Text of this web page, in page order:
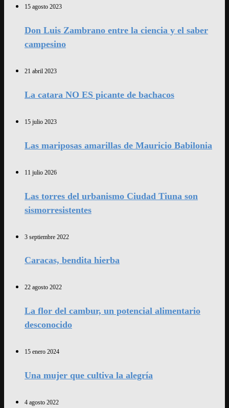
15 agosto 2023
Don Luis Zambrano entre la ciencia y el saber
campesino
21 abril 2023
La catara NO ES picante de bachacos
15 julio 2023
Las mariposas amarillas de Mauricio Babilonia
11 julio 2026
Las torres del urbanismo Ciudad Tiuna son
sismorresistentes
3 septiembre 2022
Caracas, bendita hierba
22 agosto 2022
La flor del cambur, un potencial alimentario
desconocido
15 enero 2024
Una mujer que cultiva la alegría
4 agosto 2022